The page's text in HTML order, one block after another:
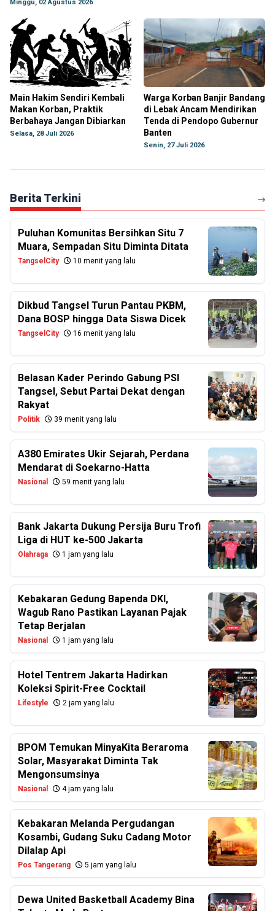
Minggu, 02 Agustus 2026
Main Hakim Sendiri Kembali
Makan Korban, Praktik
Berbahaya Jangan Dibiarkan
Selasa, 28 Juli 2026
Warga Korban Banjir Bandang
di Lebak Ancam Mendirikan
Tenda di Pendopo Gubernur
Banten
Senin, 27 Juli 2026
Berita Terkini
Puluhan Komunitas Bersihkan Situ 7
Muara, Sempadan Situ Diminta Ditata
TangselCity 10 menit yang lalu
Dikbud Tangsel Turun Pantau PKBM,
Dana BOSP hingga Data Siswa Dicek
TangselCity 16 menit yang lalu
Belasan Kader Perindo Gabung PSI
Tangsel, Sebut Partai Dekat dengan
Rakyat
Politik 39 menit yang lalu
A380 Emirates Ukir Sejarah, Perdana
Mendarat di Soekarno-Hatta
Nasional 59 menit yang lalu
Bank Jakarta Dukung Persija Buru Trofi
Liga di HUT ke-500 Jakarta
Olahraga 1 jam yang lalu
Kebakaran Gedung Bapenda DKI,
Wagub Rano Pastikan Layanan Pajak
Tetap Berjalan
Nasional 1 jam yang lalu
Hotel Tentrem Jakarta Hadirkan
Koleksi Spirit-Free Cocktail
Lifestyle 2 jam yang lalu
BPOM Temukan MinyaKita Beraroma
Solar, Masyarakat Diminta Tak
Mengonsumsinya
Nasional 4 jam yang lalu
Kebakaran Melanda Pergudangan
Kosambi, Gudang Suku Cadang Motor
Dilalap Api
Pos Tangerang 5 jam yang lalu
Dewa United Basketball Academy Bina